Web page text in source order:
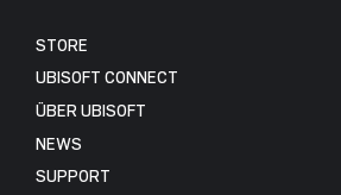
STORE
UBISOFT CONNECT
ÜBER UBISOFT
NEWS
SUPPORT